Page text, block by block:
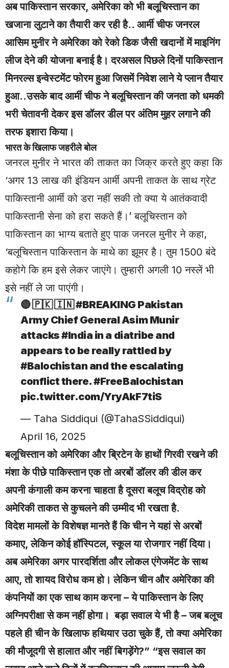
अब पाकिस्तान सरकार, अमेरिका को भी बलूचिस्तान का
खजाना लुटाने का तैयारी कर रही है.. आर्मी चीफ जनरल
आसिम मुनीर ने अमेरिका को रेको डिक जैसी खदानों में माइनिंग
लीज देने की योजना बनाई है। दरअसल पिछले दिनों पाकिस्तान
मिनरल्स इन्वेस्टमेंट फोरम हुआ जिसमें निवेश लाने ये प्लान तैयार
हुआ..उसके बाद आर्मी चीफ ने बलूचिस्तान की जनता को धमकी
भरी चेतावनी देकर इस डॉलर डील पर अंतिम मुहर लगाने की
तरफ इशारा किया।
भारत के खिलाफ जहरीले बोल
जनरल मुनीर ने भारत की ताकत का जिक्र करते हुए कहा कि
‘अगर 13 लाख की इंडियन आर्मी अपनी ताकत के साथ ग्रेट
पाकिस्तानी आर्मी को डरा नहीं सकी तो क्या ये आतंकवादी
पाकिस्तानी सेना को हरा सकते हैं।’ बलूचिस्तान को
पाकिस्तान का भाग्य बताते हुए पाक जनरल मुनीर ने कहा,
‘बलूचिस्तान पाकिस्तान के माथे का झूमर है। तुम 1500 बंदे
कहोगे कि हम इसे लेकर जाएंगे। तुम्हारी अगली 10 नस्लें भी
इसे नहीं ले जा पाएंगी।
🔴 🇵🇰 🇮🇳#BREAKING Pakistan
Army Chief General Asim Munir
attacks#India in a diatribe and
appears to be really rattled by
#Balochistan and the escalating
conflict there.#FreeBalochistan
pic.twitter.com/YryAkF7tiS
— Taha Siddiqui (@TahaSSiddiqui)
April 16, 2025
बलूचिस्तान को अमेरिका और ब्रिटेन के हाथों गिरवी रखने की
मंशा के पीछे पाकिस्तान एक तो अरबों डॉलर की डील कर
अपनी कंगाली कम करना चाहता है दूसरा बलूच विद्रोह को
अमेरिकी ताकत से कुचलने की उम्मीद भी रखता है.
विदेश मामलों के विशेषज्ञ मानते हैं कि चीन ने यहां से अरबों
कमाए, लेकिन कोई हॉस्पिटल, स्कूल या रोजगार नहीं दिया।
अब अमेरिका अगर पारदर्शिता और लोकल एंगेजमेंट के साथ
आए, तो शायद विरोध कम हो। लेकिन चीन और अमेरिका की
कंपनियों का एक साथ काम करना – ये पाकिस्तान के लिए
अग्निपरीक्षा से कम नहीं होगा। बड़ा सवाल ये भी है – जब बलूच
पहले ही चीन के खिलाफ हथियार उठा चुके हैं, तो क्या अमेरिका
की मौजूदगी से हालात और नहीं बिगड़ेंगे?” “इस सवाल का